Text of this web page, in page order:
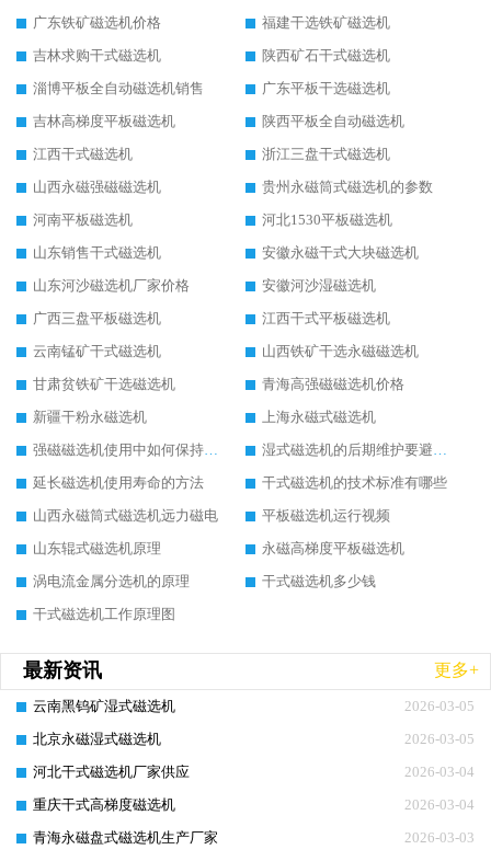
广东铁矿磁选机价格
福建干选铁矿磁选机
吉林求购干式磁选机
陕西矿石干式磁选机
淄博平板全自动磁选机销售
广东平板干选磁选机
吉林高梯度平板磁选机
陕西平板全自动磁选机
江西干式磁选机
浙江三盘干式磁选机
山西永磁强磁磁选机
贵州永磁筒式磁选机的参数
河南平板磁选机
河北1530平板磁选机
山东销售干式磁选机
安徽永磁干式大块磁选机
山东河沙磁选机厂家价格
安徽河沙湿磁选机
广西三盘平板磁选机
江西干式平板磁选机
云南锰矿干式磁选机
山西铁矿干选永磁磁选机
甘肃贫铁矿干选磁选机
青海高强磁磁选机价格
新疆干粉永磁选机
上海永磁式磁选机
强磁磁选机使用中如何保持其顺畅运行
湿式磁选机的后期维护要避开哪些坑
延长磁选机使用寿命的方法
干式磁选机的技术标准有哪些
山西永磁筒式磁选机远力磁电
平板磁选机运行视频
山东辊式磁选机原理
永磁高梯度平板磁选机
涡电流金属分选机的原理
干式磁选机多少钱
干式磁选机工作原理图
最新资讯 更多+
2026-03-05
云南黑钨矿湿式磁选机
2026-03-05
北京永磁湿式磁选机
2026-03-04
河北干式磁选机厂家供应
2026-03-04
重庆干式高梯度磁选机
2026-03-03
青海永磁盘式磁选机生产厂家